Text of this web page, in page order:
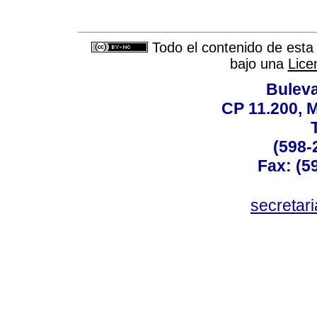
Todo el contenido de
bajo una
CP 11.200,
(598-
Fax: